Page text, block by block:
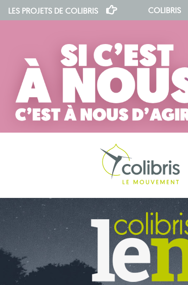
LES PROJETS DE COLIBRIS COLIBRIS
indépendance